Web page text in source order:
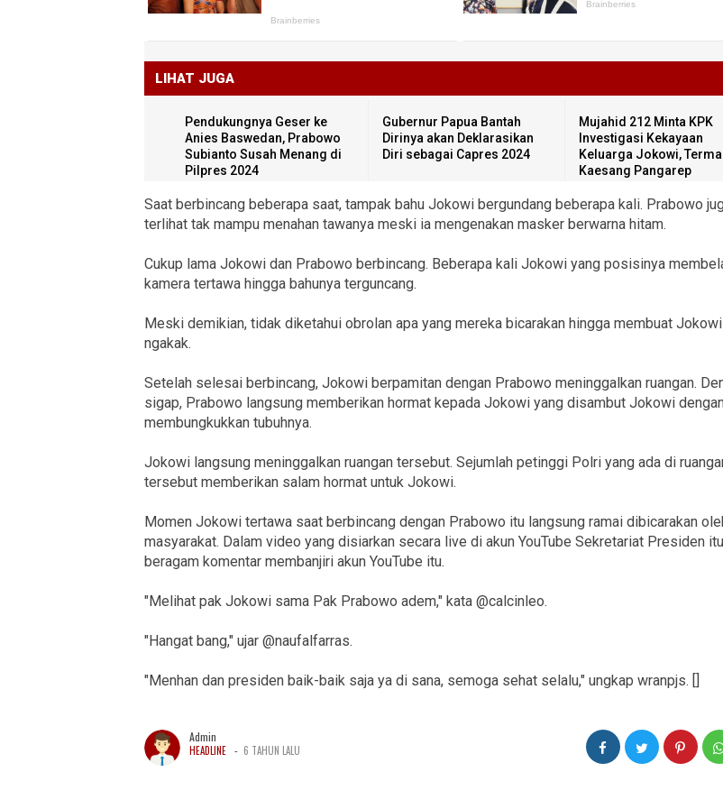
LIHAT JUGA
Pendukungnya Geser ke
Anies Baswedan, Prabowo
Subianto Susah Menang di
Pilpres 2024
Gubernur Papua Bantah
Dirinya akan Deklarasikan
Diri sebagai Capres 2024
Mujahid 212 Minta KPK
Investigasi Kekayaan
Keluarga Jokowi,
Kaesang Pangarep
Saat berbincang beberapa saat, tampak bahu Jokowi bergundang beberapa kali. Prabowo
terlihat tak mampu menahan tawanya meski ia mengenakan masker berwarna hitam.
Cukup lama Jokowi dan Prabowo berbincang. Beberapa kali Jokowi yang posisinya
kamera tertawa hingga bahunya terguncang.
Meski demikian, tidak diketahui obrolan apa yang mereka bicarakan hingga membuat
ngakak.
Setelah selesai berbincang, Jokowi berpamitan dengan Prabowo meninggalkan ruangan.
sigap, Prabowo langsung memberikan hormat kepada Jokowi yang disambut Jokowi
membungkukkan tubuhnya.
Jokowi langsung meninggalkan ruangan tersebut. Sejumlah petinggi Polri yang ada di
tersebut memberikan salam hormat untuk Jokowi.
Momen Jokowi tertawa saat berbincang dengan Prabowo itu langsung ramai dibicarakan
masyarakat. Dalam video yang disiarkan secara live di akun YouTube Sekretariat Presiden
beragam komentar membanjiri akun YouTube itu.
"Melihat pak Jokowi sama Pak Prabowo adem," kata @calcinleo.
"Hangat bang," ujar @naufalfarras.
"Menhan dan presiden baik-baik saja ya di sana, semoga sehat selalu," ungkap wranpjs. []
Admin
HEADLINE - 6 TAHUN LALU